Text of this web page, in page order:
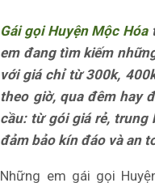
Gái gọi Huyện Mộc Hóa
em đang tìm kiếm
với giá chỉ từ 300k,
theo giờ, qua đêm hay
cầu: từ gói giá rẻ, trung
đảm bảo kín đáo và an
Những em gái gọi